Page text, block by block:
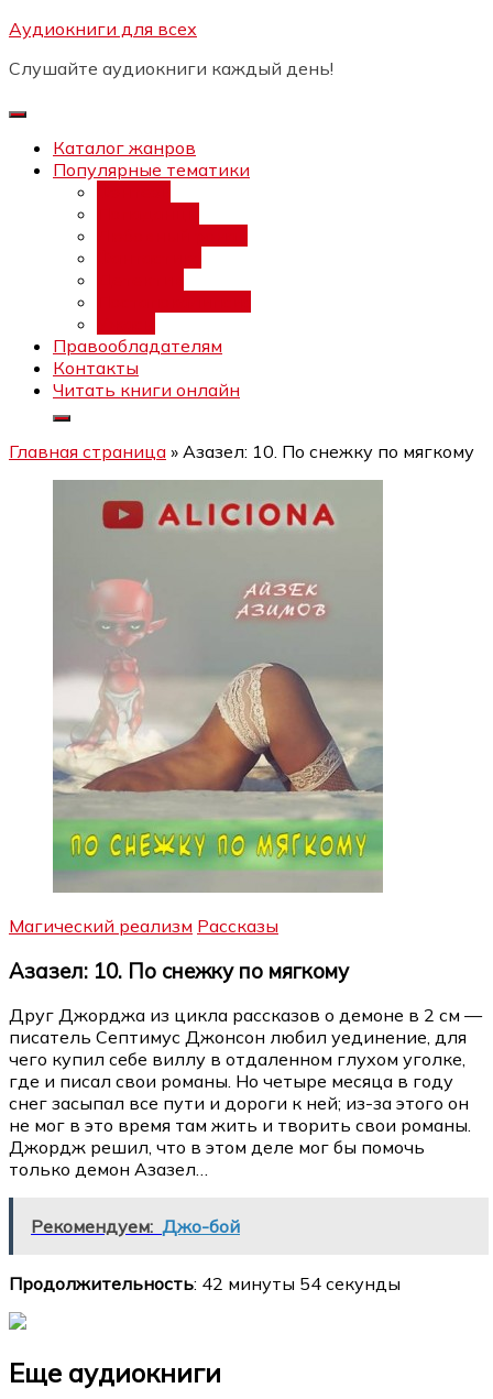
Перейти
содержимому
Аудиокниги для всех
Слушайте аудиокниги каждый день!
Каталог жанров
Популярные тематики
Правообладателям
Контакты
Читать книги онлайн
Главная страница » Азазел: 10. По снежку по мягкому
Магический реализм Рассказы
Азазел: 10. По снежку по мягкому
Друг Джорджа из цикла рассказов о демоне в 2 см —
писатель Септимус Джонсон любил уединение, для
чего купил себе виллу в отдаленном глухом уголке,
где и писал свои романы. Но четыре месяца в году
снег засыпал все пути и дороги к ней; из-за этого он
не мог в это время там жить и творить свои романы.
Джордж решил, что в этом деле мог бы помочь
только демон Азазел…
Рекомендуем: Джо-бой
Продолжительность: 42 минуты 54 секунды
Еще аудиокниги
Бесплатный интенсив:
каналов"